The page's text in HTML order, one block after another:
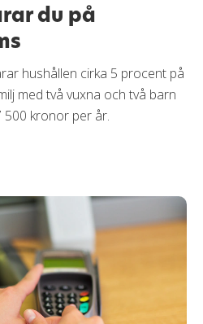
du på
hushållen cirka 5 procent på
med två vuxna och två barn
kronor per år.